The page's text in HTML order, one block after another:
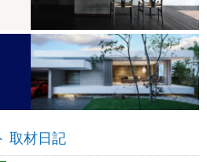
取材日記